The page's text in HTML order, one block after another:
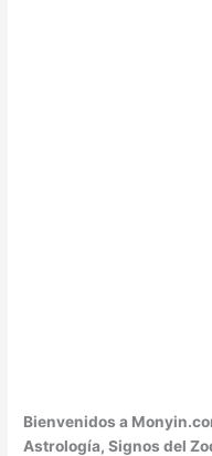
Bienvenidos a
Astrología, Signos del